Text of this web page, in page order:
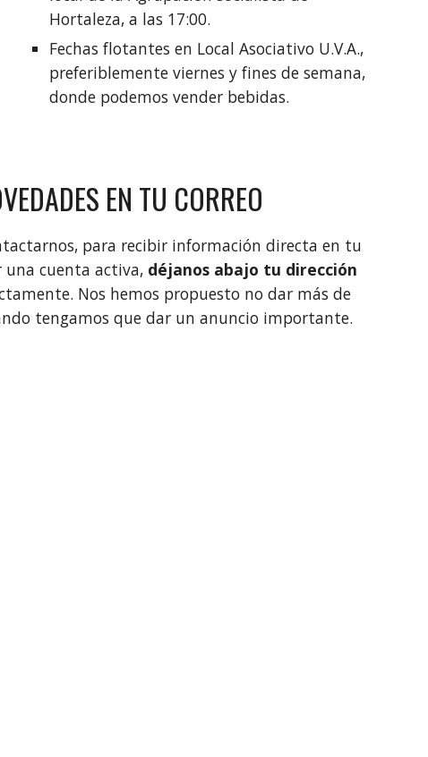
Hortaleza, a las 17:00.
Fechas flotantes en Local Asociativo U.V.A.,
preferiblemente viernes y fines de semana,
donde podemos vender bebidas.
EN TU CORREO
para recibir información directa en tu
una cuenta activa, déjanos abajo tu dirección
Nos hemos propuesto no dar más de
tengamos que dar un anuncio importante.